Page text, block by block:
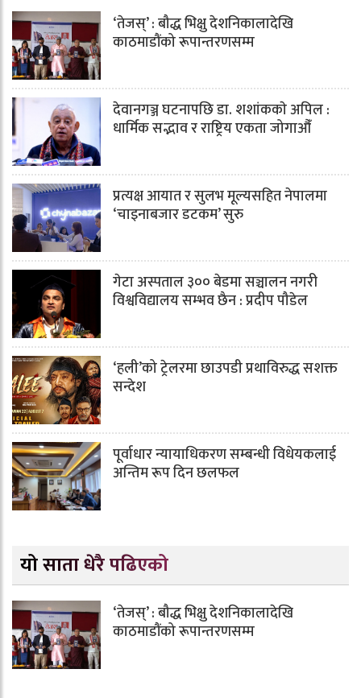
‘तेजस्’ : बौद्ध भिक्षु देशनिकालादेखि
काठमाडौंको रूपान्तरणसम्म
देवानगञ्ज घटनापछि डा. शशांककाे अपिल :
धार्मिक सद्भाव र राष्ट्रिय एकता जोगाऔँ
प्रत्यक्ष आयात र सुलभ मूल्यसहित नेपालमा
‘चाइनाबजार डटकम’ सुरु
गेटा अस्पताल ३०० बेडमा सञ्चालन नगरी
विश्वविद्यालय सम्भव छैन : प्रदीप पौडेल
‘हली’को ट्रेलरमा छाउपडी प्रथाविरुद्ध सशक्त
सन्देश
पूर्वाधार न्यायाधिकरण सम्बन्धी विधेयकलाई
अन्तिम रूप दिन छलफल
यो साता धेरै पढिएको
‘तेजस्’ : बौद्ध भिक्षु देशनिकालादेखि
काठमाडौंको रूपान्तरणसम्म